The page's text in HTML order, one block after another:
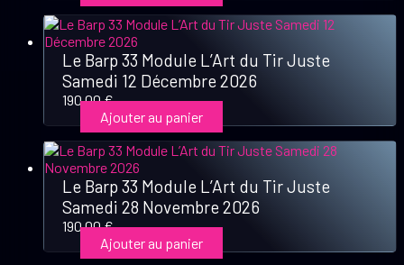
Le Barp 33 Module L’Art du Tir Juste
Samedi 12 Décembre 2026
190,00€
Ajouter au panier
Le Barp 33 Module L’Art du Tir Juste
Samedi 28 Novembre 2026
190,00€
Ajouter au panier